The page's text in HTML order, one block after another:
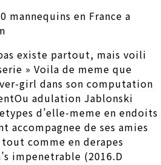
mannequins en France a
existe partout, mais voili
» Voila de meme que
girl dans son computation
adulation Jablonski
d’elle-meme en endoits
accompagnee de ses amies
tout comme en derapes
impenetrable (2016.D